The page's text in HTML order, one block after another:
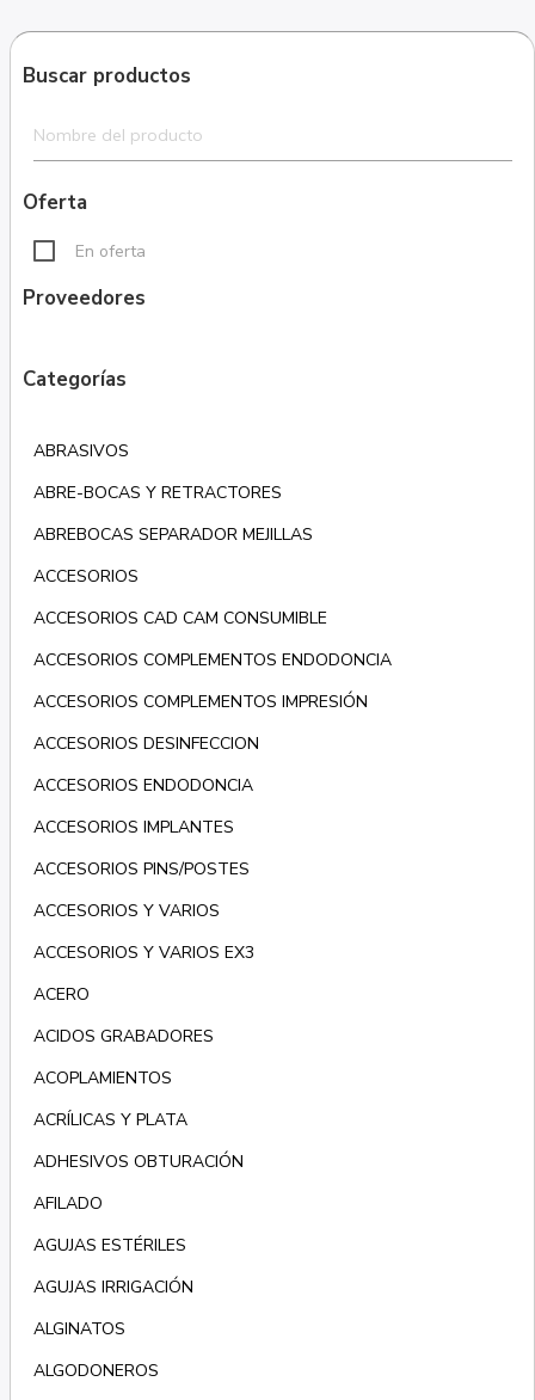
Buscar productos
Oferta
En oferta
Proveedores
Categorías
ABRASIVOS
ABRE-BOCAS Y RETRACTORES
ABREBOCAS SEPARADOR MEJILLAS
ACCESORIOS
ACCESORIOS CAD CAM CONSUMIBLE
ACCESORIOS COMPLEMENTOS ENDODONCIA
ACCESORIOS COMPLEMENTOS IMPRESIÓN
ACCESORIOS DESINFECCION
ACCESORIOS ENDODONCIA
ACCESORIOS IMPLANTES
ACCESORIOS PINS/POSTES
ACCESORIOS Y VARIOS
ACCESORIOS Y VARIOS EX3
ACERO
ACIDOS GRABADORES
ACOPLAMIENTOS
ACRÍLICAS Y PLATA
ADHESIVOS OBTURACIÓN
AFILADO
AGUJAS ESTÉRILES
AGUJAS IRRIGACIÓN
ALGINATOS
ALGODONEROS